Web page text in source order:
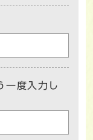
一度入力し